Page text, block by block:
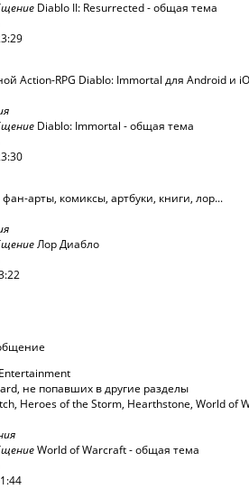
Diablo II: Resurrected - общая тема
Action-RPG Diablo: Immortal для Android и
Diablo: Immortal - общая тема
арты, комиксы, артбуки, книги, лор...
Лор Диабло
не попавших в другие разделы
, Heroes of the Storm, Hearthstone, World of
World of Warcraft - общая тема